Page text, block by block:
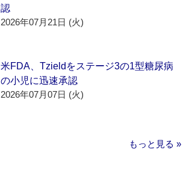
認
2026年07月21日 (火)
米FDA、Tzieldをステージ3の1型糖尿病
の小児に迅速承認
2026年07月07日 (火)
もっと見る »